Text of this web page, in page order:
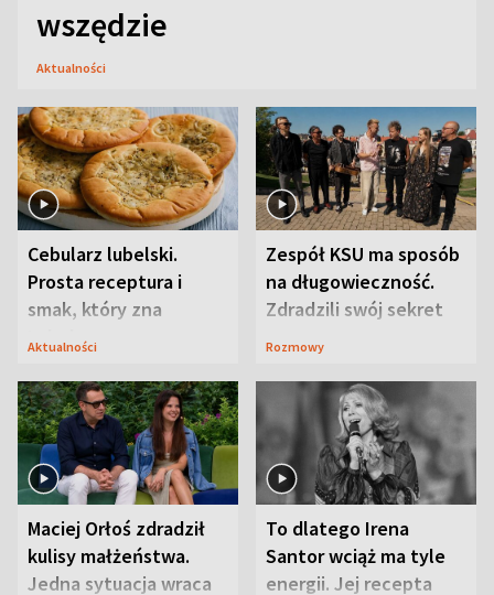
wszędzie
Aktualności
Cebularz lubelski.
Prosta receptura i
smak, który zna
Lubelszczyzna
Aktualności
Zespół KSU ma sposób
na długowieczność.
Zdradzili swój sekret
Rozmowy
Maciej Orłoś zdradził
kulisy małżeństwa.
Jedna sytuacja wraca
To dlatego Irena
Santor wciąż ma tyle
energii. Jej recepta